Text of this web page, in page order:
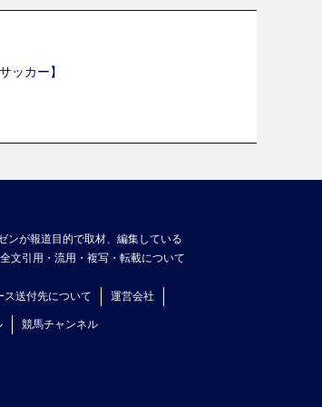
ッカー】
ンが報道目的で取材、編集している
文引用・流用・複写・転載について
ス送付先について 運営会社
競馬チャンネル